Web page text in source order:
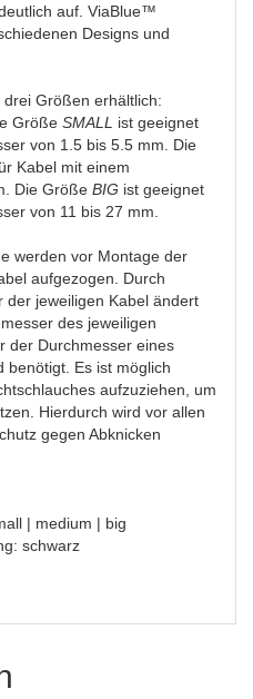
auf. ViaBlue™
Designs und
Größen erhältlich:
Größe SMALL ist geeignet
von 1.5 bis 5.5 mm. Die
Kabel mit einem
Die Größe BIG ist geeignet
von 11 bis 27 mm.
werden vor Montage der
aufgezogen. Durch
der jeweiligen Kabel ändert
des jeweiligen
der Durchmesser eines
benötigt. Es ist möglich
aufzuziehen, um
Hierdurch wird vor allen
gegen Abknicken
| medium | big
schwarz